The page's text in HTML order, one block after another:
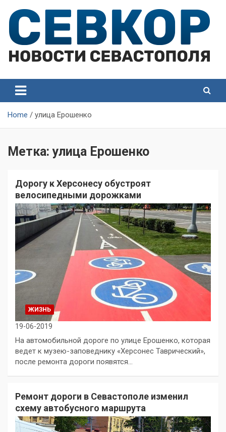
content
Севастополя
Севастополя
Home улица Ерошенко
Метка:улица Ерошенко
Дорогу к Херсонесу обустроят
велосипедными дорожками
ЖИЗНЬ
19-06-2019
На автомобильной дороге по улице Ерошенко, которая
ведет к музею-заповеднику «Херсонес Таврический»,
после ремонта дороги появятся…
Ремонт дороги в Севастополе изменил
схему автобусного маршрута